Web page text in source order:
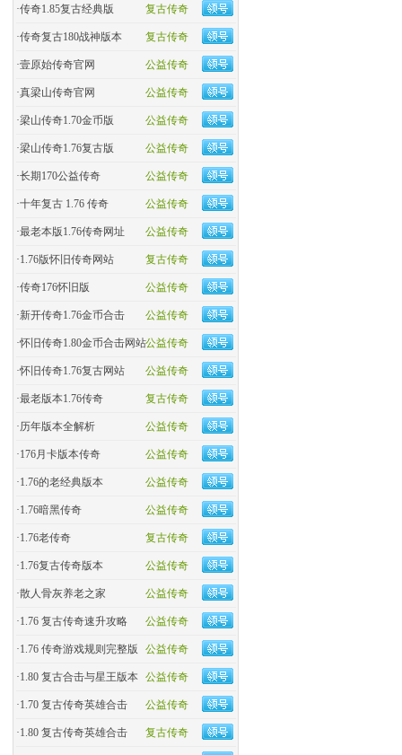
复古传奇
·传奇1.85复古经典版
复古传奇
·传奇复古180战神版本
公益传奇
·壹原始传奇官网
公益传奇
·真梁山传奇官网
公益传奇
·梁山传奇1.70金币版
公益传奇
·梁山传奇1.76复古版
公益传奇
·长期170公益传奇
公益传奇
·十年复古 1.76 传奇
公益传奇
·最老本版1.76传奇网址
复古传奇
·1.76版怀旧传奇网站
公益传奇
·传奇176怀旧版
公益传奇
·新开传奇1.76金币合击
公益传奇
·怀旧传奇1.80金币合击网站
公益传奇
·怀旧传奇1.76复古网站
复古传奇
·最老版本1.76传奇
公益传奇
·历年版本全解析
公益传奇
·176月卡版本传奇
公益传奇
·1.76的老经典版本
公益传奇
·1.76暗黑传奇
复古传奇
·1.76老传奇
公益传奇
·1.76复古传奇版本
公益传奇
·散人骨灰养老之家
公益传奇
·1.76 复古传奇速升攻略
公益传奇
·1.76 传奇游戏规则完整版
公益传奇
·1.80 复古合击与星王版本
公益传奇
·1.70 复古传奇英雄合击
复古传奇
·1.80 复古传奇英雄合击